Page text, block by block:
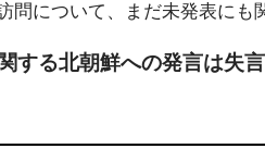
問について、まだ未発表にも
する北朝鮮への発言は失